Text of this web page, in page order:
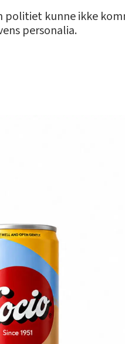
politiet kunne ikke
personalia.